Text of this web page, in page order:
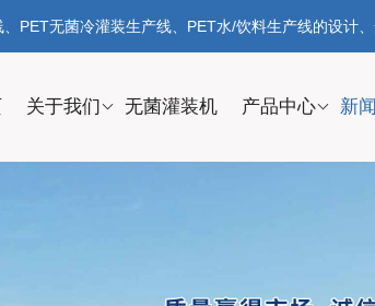
PET无菌冷灌装生产线、PET水/饮料生产线的设计
关于我们 无菌灌装机 产品中心 新